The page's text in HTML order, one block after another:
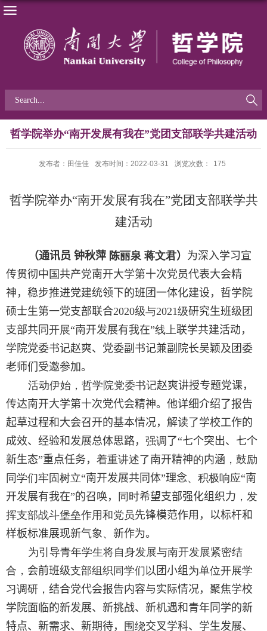
哲学院举办“南开发展有我在”党团支部联学共建活动
发布者：田佳佳 发布时间：2022-03-31 浏览次数： 175
哲学院举办“南开发展有我在”党团支部联学共
建活动
（通讯员 钟秋萍 陈丽泉 蒋文君） 为深入学习宣
传贯彻中国共产党南开大学第十次党员代表大会精
神，稳步推进党建统领下的班团一体化建设，哲学院
硕士生第一党支部联合2020级与2021级研究生班级团
支部共同 开展“南开发展有我在”线上联学共建活动，
学院党委书记赵爽、党委副书记兼副院长吴颖及团委
老师们受邀参加。
活动伊始，哲学院党委书记赵爽讲授专题党课，
传达南开大学第十次党代会精神。他详细介绍了报告
起草过程和大会召开的基本情况，解读了学校工作的
成效、经验和发展总体思路， 强调 了“七个突出、七个
新生态”重点任务， 着重讲述了南开精神的内涵 ，鼓励
同学们牢固树立“南开发展共同体”理念、积极响应“南
开发展有我在”的召唤，
同时希望支部强化组织力 ，发
挥支部战斗堡垒作用和党员先锋模范作用，以标杆和
样板标准展现新气象、 新作为。
为引导青年学生将自身发展与南开发展紧密结
合， 会前班级支部组织同学们以 团小组 为单位开展学
习调研， 结合党代会报告内容与实际情况，聚焦学校
学院面临的新发展、新挑战、新机遇和青年同学的新
特点、新需求、新期待，
围绕交叉学科、学生发展、